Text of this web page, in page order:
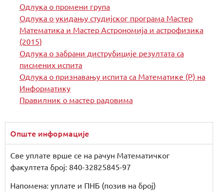
Одлука о промени група
Одлука о укидању студијског програма Мастер
Математика и Мастер Астрономија и астрофизика
(2015)
Одлука о забрани диструбиције резултата са
писмених испита
Одлука о признавању испита са Математике (Р) на
Информатику
Правилник о мастер радовима
Опште информације
Све уплате врше се на рачун Математичког
факултета број: 840-32825845-97
Напомена: уплате и ПНБ (позив на број)